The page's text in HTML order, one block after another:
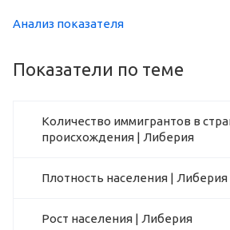
Анализ показателя
Показатели по теме
Количество иммигрантов в
происхождения | Либерия
Плотность населения | Либерия
Рост населения | Либерия